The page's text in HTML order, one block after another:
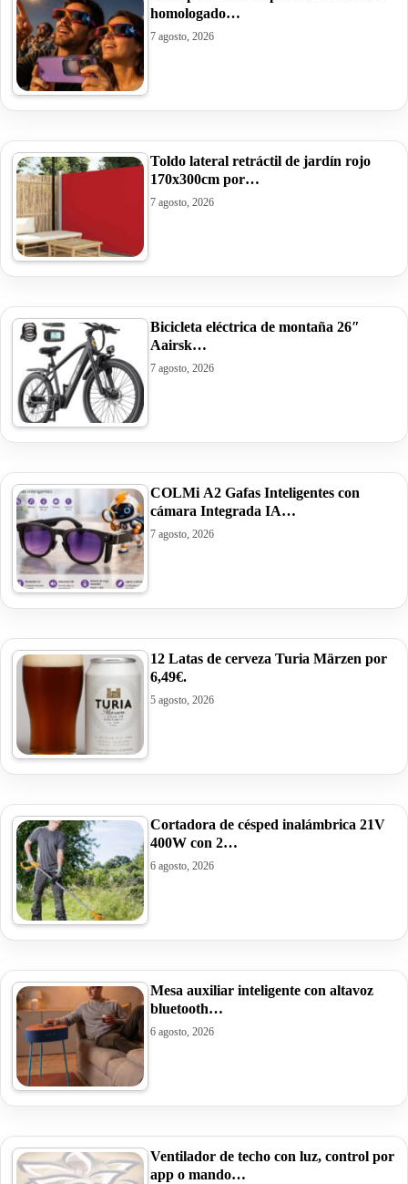
homologado…
7 agosto, 2026
Toldo lateral retráctil de jardín rojo
170x300cm por…
7 agosto, 2026
Bicicleta eléctrica de montaña 26″
Aairsk…
7 agosto, 2026
COLMi A2 Gafas Inteligentes con
cámara Integrada IA…
7 agosto, 2026
12 Latas de cerveza Turia Märzen por
6,49€.
5 agosto, 2026
Cortadora de césped inalámbrica 21V
400W con 2…
6 agosto, 2026
Mesa auxiliar inteligente con altavoz
bluetooth…
6 agosto, 2026
Ventilador de techo con luz, control por
app o mando…